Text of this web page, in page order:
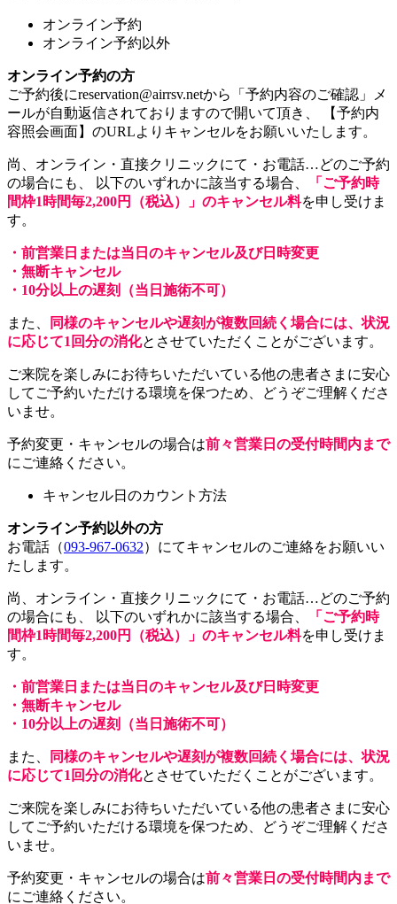
オンライン予約
オンライン予約以外
オンライン予約の方
ご予約後にreservation@airrsv.netから「予約内容のご確認」メ
ールが自動返信されておりますので開いて頂き、 【予約内
容照会画面】のURLよりキャンセルをお願いいたします。
尚、オンライン・直接クリニックにて・お電話…どのご予約
の場合にも、 以下のいずれかに該当する場合、
「ご予約時
間枠1時間毎2,200円（税込）」のキャンセル料を申し受けま
す。
・前営業日または当日のキャンセル及び日時変更
・無断キャンセル
・10分以上の遅刻（当日施術不可）
また、
同様のキャンセルや遅刻が複数回続く場合には、状況
に応じて1回分の消化とさせていただくことがございます。
ご来院を楽しみにお待ちいただいている他の患者さまに安心
してご予約いただける環境を保つため、どうぞご理解くださ
いませ。
予約変更・キャンセルの場合は前々営業日の受付時間内まで
にご連絡ください。
キャンセル日のカウント方法
オンライン予約以外の方
お電話（093-967-0632）にてキャンセルのご連絡をお願いい
たします。
尚、オンライン・直接クリニックにて・お電話…どのご予約
の場合にも、 以下のいずれかに該当する場合、
「ご予約時
間枠1時間毎2,200円（税込）」のキャンセル料を申し受けま
す。
・前営業日または当日のキャンセル及び日時変更
・無断キャンセル
・10分以上の遅刻（当日施術不可）
また、
同様のキャンセルや遅刻が複数回続く場合には、状況
に応じて1回分の消化とさせていただくことがございます。
ご来院を楽しみにお待ちいただいている他の患者さまに安心
してご予約いただける環境を保つため、どうぞご理解くださ
いませ。
予約変更・キャンセルの場合は前々営業日の受付時間内まで
にご連絡ください。